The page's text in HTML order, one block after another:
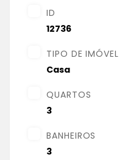
ID
12736
TIPO DE IMÓVEL
Casa
QUARTOS
3
BANHEIROS
3